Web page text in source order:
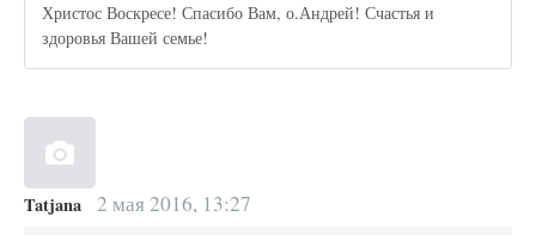
Христос Воскресе! Спасибо Вам, о.Андрей! Счастья и
здоровья Вашей семье!
Tatjana 2 мая 2016, 13:27